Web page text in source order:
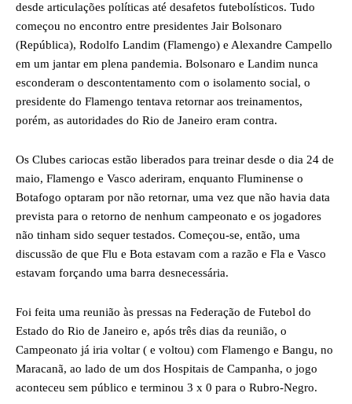
desde articulações políticas até desafetos futebolísticos. Tudo
começou no encontro entre presidentes Jair Bolsonaro
(República), Rodolfo Landim (Flamengo) e Alexandre Campello
em um jantar em plena pandemia. Bolsonaro e Landim nunca
esconderam o descontentamento com o isolamento social, o
presidente do Flamengo tentava retornar aos treinamentos,
porém, as autoridades do Rio de Janeiro eram contra.
Os Clubes cariocas estão liberados para treinar desde o dia 24 de
maio, Flamengo e Vasco aderiram, enquanto Fluminense o
Botafogo optaram por não retornar, uma vez que não havia data
prevista para o retorno de nenhum campeonato e os jogadores
não tinham sido sequer testados. Começou-se, então, uma
discussão de que Flu e Bota estavam com a razão e Fla e Vasco
estavam forçando uma barra desnecessária.
Foi feita uma reunião às pressas na Federação de Futebol do
Estado do Rio de Janeiro e, após três dias da reunião, o
Campeonato já iria voltar ( e voltou) com Flamengo e Bangu, no
Maracanã, ao lado de um dos Hospitais de Campanha, o jogo
aconteceu sem público e terminou 3 x 0 para o Rubro-Negro.